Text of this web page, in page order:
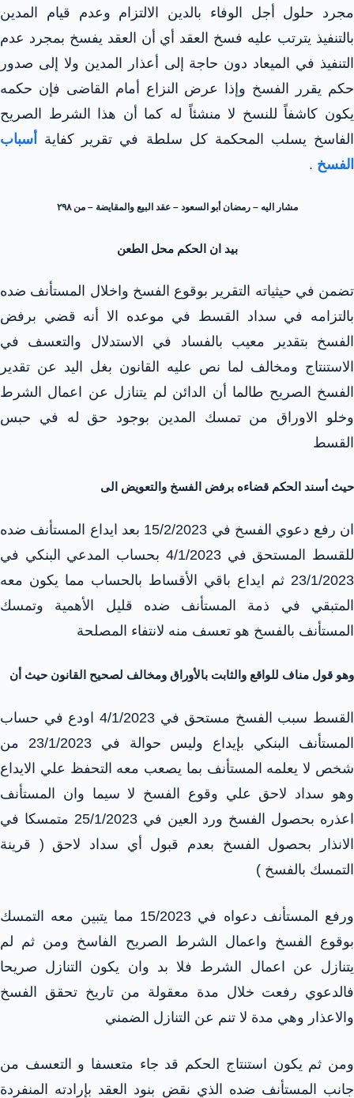
مجرد حلول أجل الوفاء بالدين الالتزام وعدم قيام المدين
بالتنفيذ يترتب عليه فسخ العقد أي أن العقد يفسخ بمجرد عدم
التنفيذ في الميعاد دون حاجة إلى أعذار المدين ولا إلى صدور
حكم يقرر الفسخ وإذا عرض النزاع أمام القاضى فإن حكمه
يكون كاشفاً للنسخ لا منشئاً له كما أن هذا الشرط الصريح
الفاسخ يسلب المحكمة كل سلطة في تقرير كفاية
أسباب
الفسخ .
مشار اليه – رمضان أبو السعود – عقد البيع والمقايضة – من ۲۹۸
بيد ان الحكم محل الطعن
تضمن في حيثياته التقرير بوقوع الفسخ واخلال المستأنف ضده
بالتزامه في سداد القسط في موعده الا أنه قضي برفض
الفسخ بتقدير معيب بالفساد في الاستدلال والتعسف في
الاستنتاج ومخالف لما نص عليه القانون بغل اليد عن تقدير
الفسخ الصريح طالما أن الدائن لم يتنازل عن اعمال الشرط
وخلو الاوراق من تمسك المدين بوجود حق له في حبس
القسط
حيث أسند الحكم قضاءه برفض الفسخ والتعويض الى
ان رفع دعوي الفسخ في 15/2/2023 بعد ايداع المستأنف ضده
للقسط المستحق في 4/1/2023 بحساب المدعي البنكي في
23/1/2023 ثم ايداع باقي الأقساط بالحساب مما يكون معه
المتبقي في ذمة المستأنف ضده قليل الأهمية وتمسك
المستأنف بالفسخ هو تعسف منه لانتفاء المصلحة
وهو قول مناف للواقع والثابت بالأوراق ومخالف لصحيح القانون حيث أن
القسط سبب الفسخ مستحق في 4/1/2023 اودع في حساب
المستأنف البنكي بإيداع وليس حوالة في 23/1/2023 من
شخص لا يعلمه المستأنف بما يصعب معه التحفظ علي الايداع
وهو سداد لاحق علي وقوع الفسخ لا سيما وان المستأنف
اعذره بحصول الفسخ ورد العين في 25/1/2023 متمسكا في
الانذار بحصول الفسخ بعدم قبول أي سداد لاحق ( قرينة
التمسك بالفسخ )
ورفع المستأنف دعواه في 15/2023 مما يتبين معه التمسك
بوقوع الفسخ واعمال الشرط الصريح الفاسخ ومن ثم لم
يتنازل عن اعمال الشرط فلا بد وان يكون التنازل صريحا
فالدعوي رفعت خلال مدة معقولة من تاريخ تحقق الفسخ
والاعذار وهي مدة لا تنم عن التنازل الضمني
ومن ثم يكون استنتاج الحكم قد جاء متعسفا و التعسف من
جانب المستأنف ضده الذي نقض بنود العقد بإرادته المنفردة